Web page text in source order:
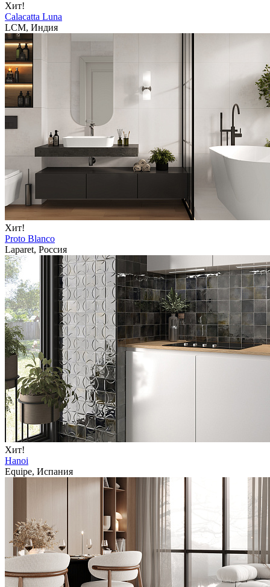
Хит!
Calacatta Luna
LCM, Индия
Хит!
Proto Blanco
Laparet, Россия
Хит!
Hanoi
Equipe, Испания